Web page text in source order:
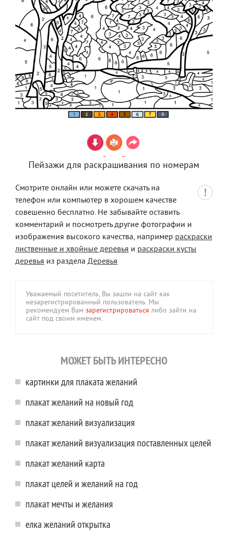
Пейзажи для раскрашивания по номерам
Смотрите онлайн или можете скачать на
телефон или компьютер в хорошем качестве
совешенно бесплатно. Не забывайте оставить
комментарий и посмотреть другие фотографии и
изображения высокого качества, например раскраски
лиственные и хвойные деревья и раскраски кусты
деревья из раздела Деревья
Уважаемый посетитель, Вы зашли на сайт как
незарегистрированный пользователь. Мы
рекомендуем Вам зарегистрироваться либо зайти на
сайт под своим именем.
МОЖЕТ БЫТЬ ИНТЕРЕСНО
картинки для плаката желаний
плакат желаний на новый год
плакат желаний визуализация
плакат желаний визуализация поставленных целей
плакат желаний карта
плакат целей и желаний на год
плакат мечты и желания
елка желаний открытка